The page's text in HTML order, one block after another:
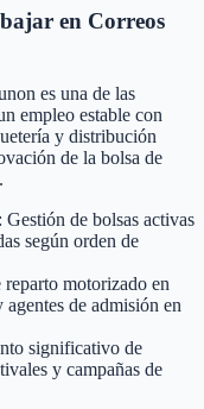
en Correos
es una de las
empleo estable con
y distribución
de la bolsa de
de bolsas activas
según orden de
motorizado en
de admisión en
significativo de
y campañas de